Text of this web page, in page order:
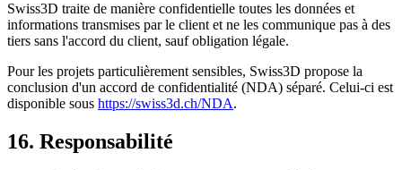
Swiss3D traite de manière confidentielle toutes les données et
informations transmises par le client et ne les communique pas à des
tiers sans l'accord du client, sauf obligation légale.
Pour les projets particulièrement sensibles, Swiss3D propose la
conclusion d'un accord de confidentialité (NDA) séparé. Celui-ci est
disponible sous https://swiss3d.ch/NDA.
16. Responsabilité